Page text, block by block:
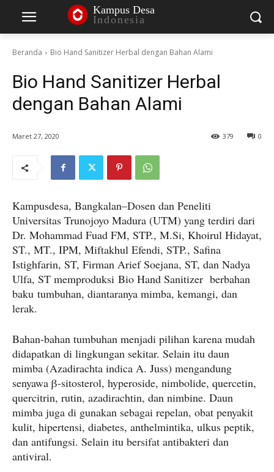
Kampus Desa
Indonesia
Beranda Bio Hand Sanitizer Herbal dengan Bahan Alami
Bio Hand Sanitizer Herbal
dengan Bahan Alami
Maret 27, 2020 0
379
Kampusdesa, Bangkalan–Dosen dan Peneliti
Universitas Trunojoyo Madura (UTM) yang terdiri dari
Dr. Mohammad Fuad FM, STP., M.Si, Khoirul Hidayat,
ST., MT., IPM, Miftakhul Efendi, STP., Safina
Istighfarin, ST, Firman Arief Soejana, ST, dan Nadya
Ulfa, ST memproduksi Bio Hand Sanitizer berbahan
baku tumbuhan, diantaranya mimba, kemangi, dan
lerak.
Bahan-bahan tumbuhan menjadi pilihan karena mudah
didapatkan di lingkungan sekitar. Selain itu daun
mimba (Azadirachta indica A. Juss) mengandung
senyawa β-sitosterol, hyperoside, nimbolide, quercetin,
quercitrin, rutin, azadirachtin, dan nimbine. Daun
mimba juga di gunakan sebagai repelan, obat penyakit
kulit, hipertensi, diabetes, anthelmintika, ulkus peptik,
dan antifungsi. Selain itu bersifat antibakteri dan
antiviral.